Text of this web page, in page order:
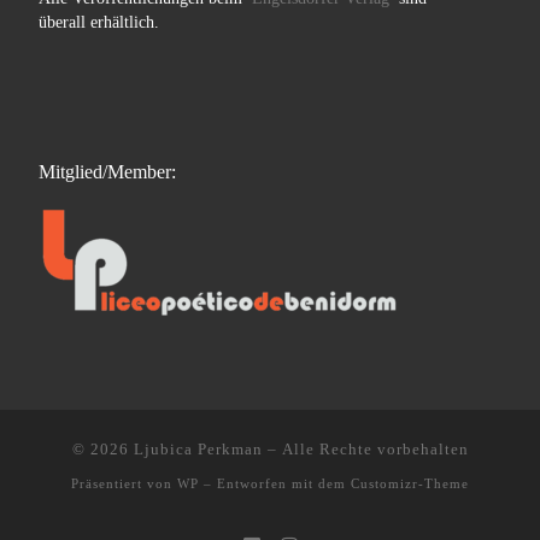
überall erhältlich.
Mitglied/Member:
© 2026 Ljubica Perkman – Alle Rechte vorbehalten
Präsentiert von WP – Entworfen mit dem Customizr-Theme